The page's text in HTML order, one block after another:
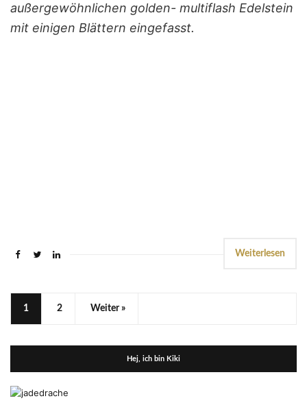
außergewöhnlichen golden- multiflash Edelstein
mit einigen Blättern eingefasst.
Weiterlesen
1 2 Weiter »
Hej, ich bin Kiki